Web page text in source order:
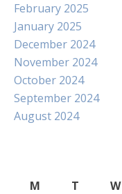
February 2025
January 2025
December 2024
November 2024
October 2024
September 2024
August 2024
M
T W